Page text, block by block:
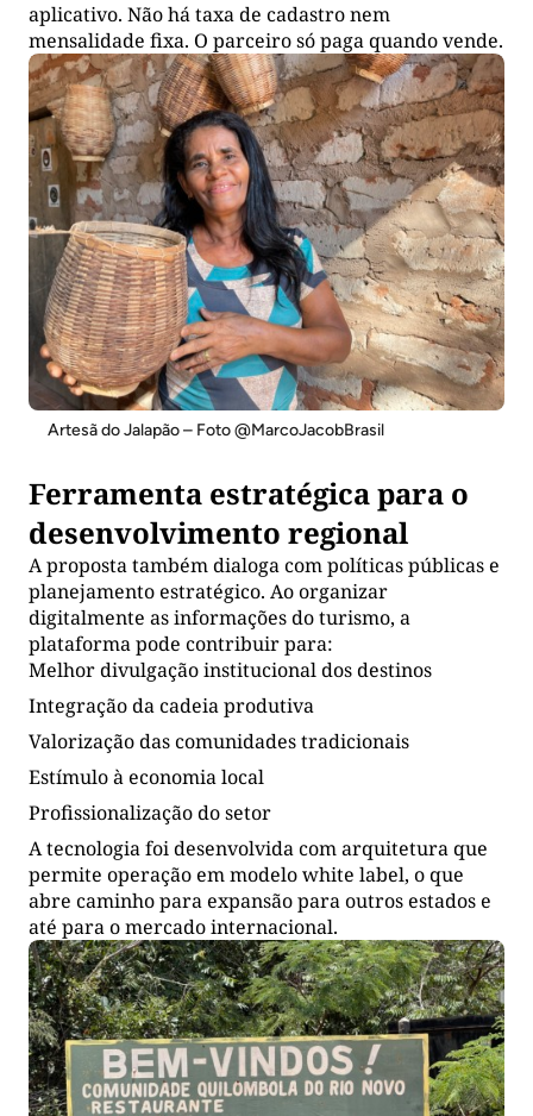
aplicativo. Não há taxa de cadastro nem
mensalidade fixa. O parceiro só paga quando vende.
Artesã do Jalapão – Foto @MarcoJacobBrasil
Ferramenta estratégica para o
desenvolvimento regional
A proposta também dialoga com políticas públicas e
planejamento estratégico. Ao organizar
digitalmente as informações do turismo, a
plataforma pode contribuir para:
Melhor divulgação institucional dos destinos
Integração da cadeia produtiva
Valorização das comunidades tradicionais
Estímulo à economia local
Profissionalização do setor
A tecnologia foi desenvolvida com arquitetura que
permite operação em modelo white label, o que
abre caminho para expansão para outros estados e
até para o mercado internacional.